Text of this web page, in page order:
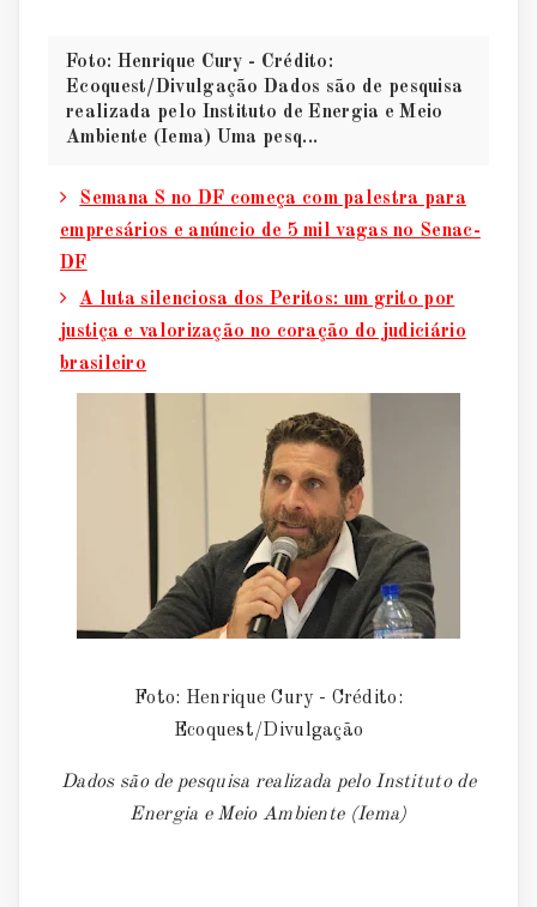
Foto: Henrique Cury - Crédito:
Ecoquest/Divulgação Dados são de pesquisa
realizada pelo Instituto de Energia e Meio
Ambiente (Iema) Uma pesq...
Semana S no DF começa com palestra para
empresários e anúncio de 5 mil vagas no Senac-
DF
A luta silenciosa dos Peritos: um grito por
justiça e valorização no coração do judiciário
brasileiro
Foto: Henrique Cury - Crédito:
Ecoquest/Divulgação
Dados são de pesquisa realizada pelo Instituto de
Energia e Meio Ambiente (Iema)